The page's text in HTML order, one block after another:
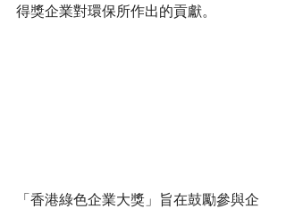
得獎企業對環保所作出的貢獻。
「香港綠色企業大獎」旨在鼓勵參與企